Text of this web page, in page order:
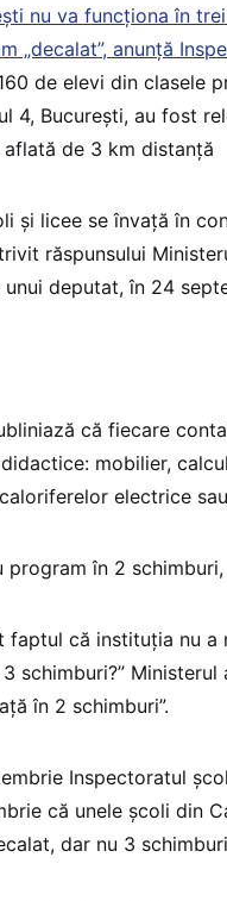
nu va funcționa în
„decalat”, anunță
de elevi din clasele
4, București, au fost
aflată de 3 km distanță
și licee se învață în
răspunsului
unui deputat, în 24
că fiecare
mobilier,
electrice
program în 2
faptul că instituția nu a
schimburi?”
în 2 schimburi”.
Inspectoratul
că unele școli din
dar nu 3 schimburi